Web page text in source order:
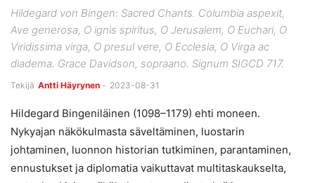
Hildegard von Bingen: Sacred Chants. Columbia aspexit,
Ave generosa, O ignis spiritus, O Jerusalem, O Euchari, O
Viridissima virga, O presul vere, O Ecclesia, O Virga ac
diadema. Grace Davidson, sopraano. Signum SIGCD 717.
Tekijä Antti Häyrynen - 2023-08-31
Hildegard Bingeniläinen (1098–1179) ehti moneen.
Nykyajan näkökulmasta säveltäminen, luostarin
johtaminen, luonnon historian tutkiminen, parantaminen,
ennustukset ja diplomatia vaikuttavat multitaskaukselta,